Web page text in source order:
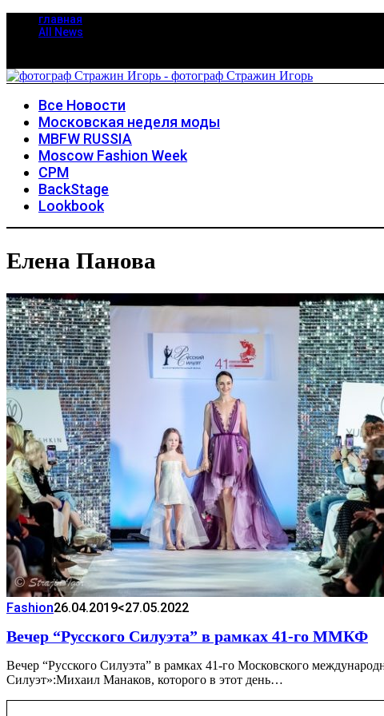
главная
All News
Все Новости
Московская неделя моды
MBFW RUSSIA
Moscow Fashion Week
CPM
BackStage
Lookbook
Елена Панова
Fashion26.04.2019<27.05.2022
Вечер “Русского Силуэта” в рамках 41-го ММКФ
Вечер “Русского Силуэта” в рамках 41-го Московского
Силуэт»:Михаил Манаков, которого в этот день…